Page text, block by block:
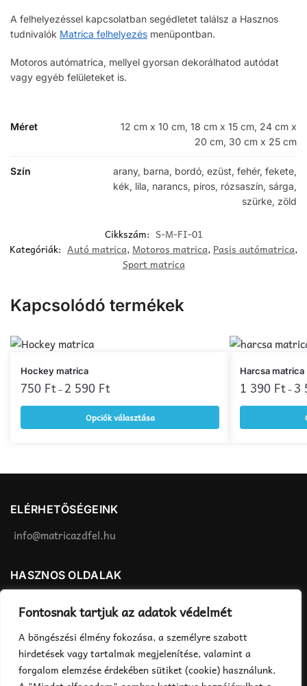
Fontosnak tartjuk az adatok védelmét
A böngészési élmény fokozása, a személyre szabott
hirdetések vagy tartalmak megjelenítése, valamint a
forgalom elemzése érdekében sütiket (cookie) használunk.
A felhelyezéssel kapcsolatban segédletet találsz a Hasznos
tudnivalók Matrica felhelyezés menüpontban.
Motoros autómatrica, mellyel gyorsan dekorálhatod autódat
vagy egyéb felületeket is.
Méret
12 cm x 10 cm, 18 cm x 15 cm, 24 cm x
20 cm, 30 cm x 25 cm
Szín
arany, barna, bordó, ezüst, fehér, fekete,
kék, lila, narancs, piros, rózsaszín, sárga,
szürke, zöld
Cikkszám: S-M-FI-01
Kategóriák: Autó matrica, Motoros matrica, Pasis autómatrica,
Sport matrica
Kapcsolódó termékek
Hockey matrica
750 Ft– 2 590 Ft
Opciók választása
Ennek
a
terméknek
a
termékoldalon
választhatók
Harcsa matrica
1 390 Ft– 3
Ennek
a
terméknek
ELÉRHETŐSÉGEINK
info@matricazdfel.hu
HASZNOS OLDALAK
Fizetés, szállítás